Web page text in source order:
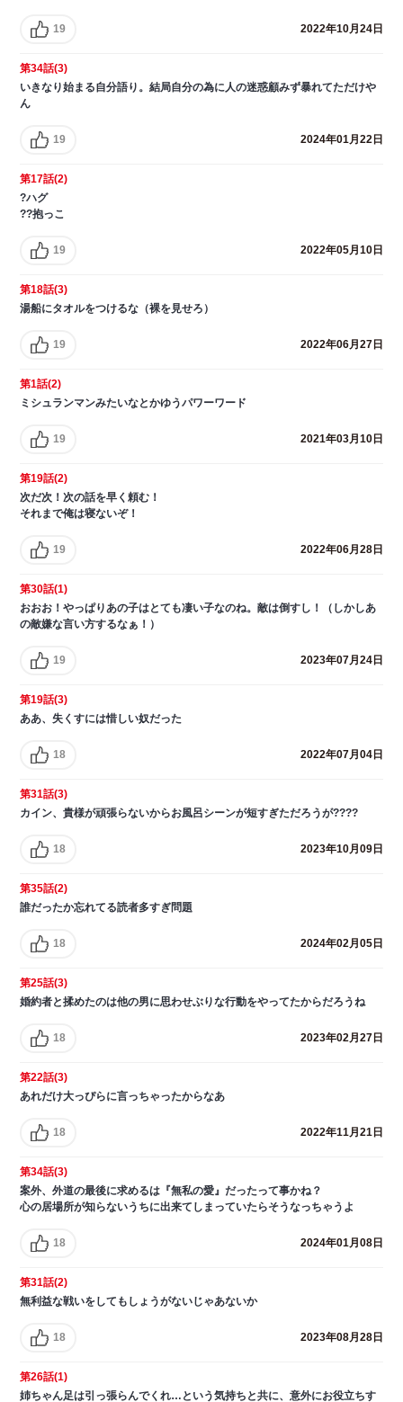
19 2022年10月24日
第34話(3)
いきなり始まる自分語り。結局自分の為に人の迷惑顧みず暴れてただけや
ん
19 2024年01月22日
第17話(2)
?ハグ
??抱っこ
19 2022年05月10日
第18話(3)
湯船にタオルをつけるな（裸を見せろ）
19 2022年06月27日
第1話(2)
ミシュランマンみたいなとかゆうパワーワード
19 2021年03月10日
第19話(2)
次だ次！次の話を早く頼む！
それまで俺は寝ないぞ！
19 2022年06月28日
第30話(1)
おおお！やっぱりあの子はとても凄い子なのね。敵は倒すし！（しかしあ
の敵嫌な言い方するなぁ！）
19 2023年07月24日
第19話(3)
ああ、失くすには惜しい奴だった
18 2022年07月04日
第31話(3)
カイン、貴様が頑張らないからお風呂シーンが短すぎただろうが????
18 2023年10月09日
第35話(2)
誰だったか忘れてる読者多すぎ問題
18 2024年02月05日
第25話(3)
婚約者と揉めたのは他の男に思わせぶりな行動をやってたからだろうね
18 2023年02月27日
第22話(3)
あれだけ大っぴらに言っちゃったからなあ
18 2022年11月21日
第34話(3)
案外、外道の最後に求めるは『無私の愛』だったって事かね？
心の居場所が知らないうちに出来てしまっていたらそうなっちゃうよ
18 2024年01月08日
第31話(2)
無利益な戦いをしてもしょうがないじゃあないか
18 2023年08月28日
第26話(1)
姉ちゃん足は引っ張らんでくれ…という気持ちと共に、意外にお役立ちす